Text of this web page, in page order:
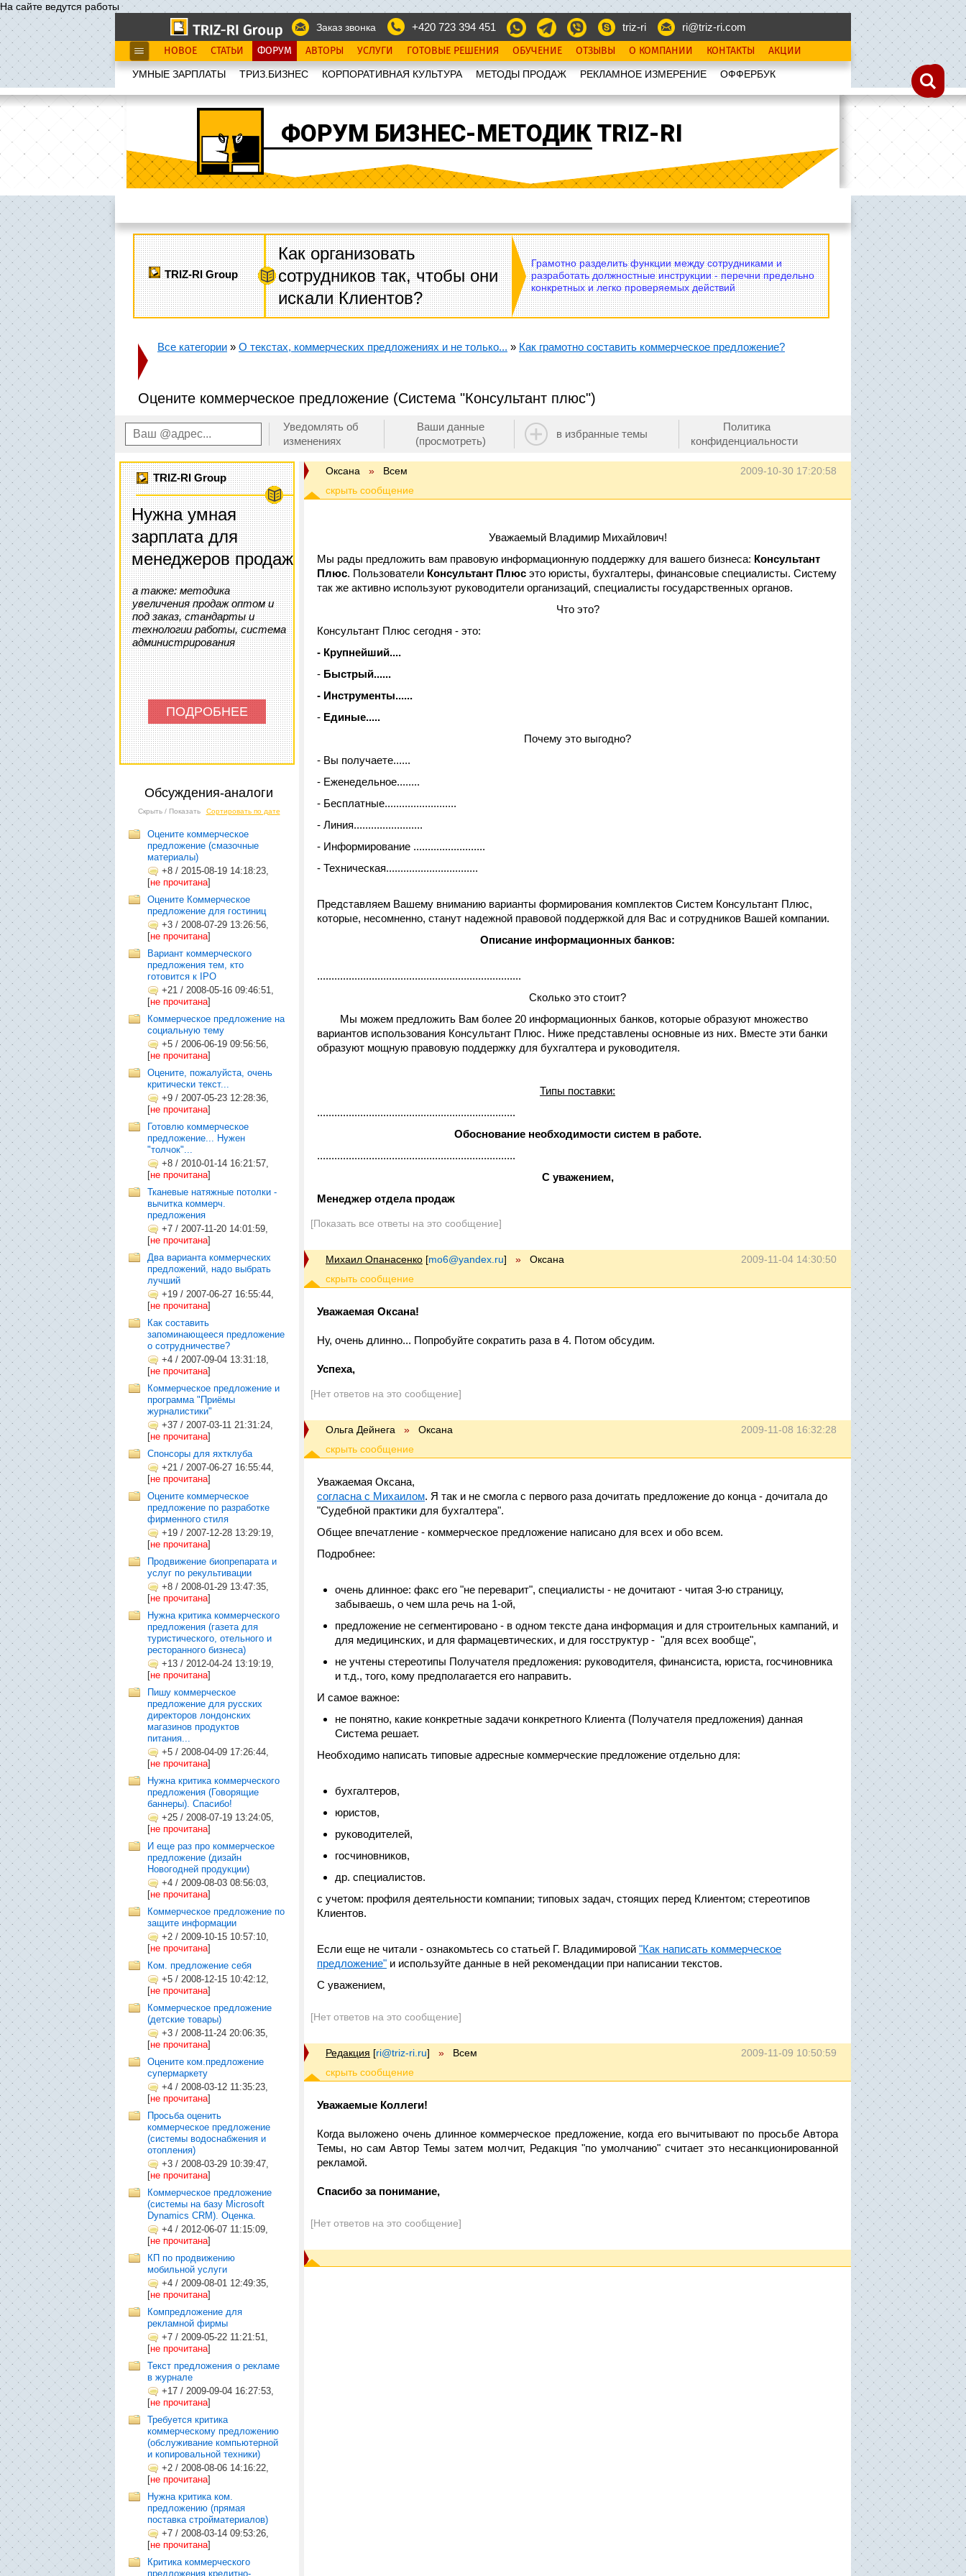
На сайте ведутся работы
Заказ звонка
+420 723 394 451 triz-ri ri@triz-ri.com
НОВОЕ СТАТЬИ ФОРУМ АВТОРЫ УСЛУГИ ГОТОВЫЕ РЕШЕНИЯ ОБУЧЕНИЕ ОТЗЫВЫ О КОМПАНИИ КОНТАКТЫ АКЦИИ
УМНЫЕ ЗАРПЛАТЫ ТРИЗ.БИЗНЕС КОРПОРАТИВНАЯ КУЛЬТУРА МЕТОДЫ ПРОДАЖ РЕКЛАМНОЕ ИЗМЕРЕНИЕ OФФЕРБУК
ФОРУМ БИЗНЕС-МЕТОДИК TRIZ-RI
TRIZ-RI Group
Как организовать
сотрудников так, чтобы они
искали Клиентов?
Грамотно разделить функции между сотрудниками и
разработать должностные инструкции - перечни предельно
конкретных и легко проверяемых действий
Все категории » О текстах, коммерческих предложениях и не только... » Как грамотно составить коммерческое предложение?
Оцените коммерческое предложение (Система "Консультант плюс")
Уведомлять об
изменениях
Ваши данные
(просмотреть)
в избранные темы
Политика
конфиденциальности
TRIZ-RI Group
Нужна умная
зарплата для
менеджеров продаж
а также: методика
увеличения продаж оптом и
под заказ, стандарты и
технологии работы, система
администрирования
ПОДРОБНЕЕ
Обсуждения-аналоги
Скрыть / Показать Сортировать по дате
Оцените коммерческое
предложение (смазочные
материалы)
+8 / 2015-08-19 14:18:23,
[не прочитана]
Оцените Коммерческое
предложение для гостиниц
+3 / 2008-07-29 13:26:56,
[не прочитана]
Вариант коммерческого
предложения тем, кто
готовится к IPO
+21 / 2008-05-16 09:46:51,
[не прочитана]
Коммерческое предложение на
социальную тему
+5 / 2006-06-19 09:56:56,
[не прочитана]
Оцените, пожалуйста, очень
критически текст...
+9 / 2007-05-23 12:28:36,
[не прочитана]
Готовлю коммерческое
предложение... Нужен
"толчок"...
+8 / 2010-01-14 16:21:57,
[не прочитана]
Тканевые натяжные потолки -
вычитка коммерч.
предложения
+7 / 2007-11-20 14:01:59,
[не прочитана]
Два варианта коммерческих
предложений, надо выбрать
лучший
+19 / 2007-06-27 16:55:44,
[не прочитана]
Как составить
запоминающееся предложение
о сотрудничестве?
+4 / 2007-09-04 13:31:18,
[не прочитана]
Коммерческое предложение и
программа "Приёмы
журналистики"
+37 / 2007-03-11 21:31:24,
[не прочитана]
Cпонсоры для яхтклуба
+21 / 2007-06-27 16:55:44,
[не прочитана]
Оцените коммерческое
предложение по разработке
фирменного стиля
+19 / 2007-12-28 13:29:19,
[не прочитана]
Продвижение биопрепарата и
услуг по рекультивации
+8 / 2008-01-29 13:47:35,
[не прочитана]
Нужна критика коммерческого
предложения (газета для
туристического, отельного и
ресторанного бизнеса)
+13 / 2012-04-24 13:19:19,
[не прочитана]
Пишу коммерческое
предложение для русских
директоров лондонских
магазинов продуктов
питания...
+5 / 2008-04-09 17:26:44,
[не прочитана]
Нужна критика коммерческого
предложения (Говорящие
баннеры). Спасибо!
+25 / 2008-07-19 13:24:05,
[не прочитана]
И еще раз про коммерческое
предложение (дизайн
Новогодней продукции)
+4 / 2009-08-03 08:56:03,
[не прочитана]
Коммерческое предложение по
защите информации
+2 / 2009-10-15 10:57:10,
[не прочитана]
Ком. предложение себя
+5 / 2008-12-15 10:42:12,
[не прочитана]
Коммерческое предложение
(детские товары)
+3 / 2008-11-24 20:06:35,
[не прочитана]
Оцените ком.предложение
супермаркету
+4 / 2008-03-12 11:35:23,
[не прочитана]
Просьба оценить
коммерческое предложение
(системы водоснабжения и
отопления)
+3 / 2008-03-29 10:39:47,
[не прочитана]
Коммерческое предложение
(системы на базу Microsoft
Dynamics CRM). Оценка.
+4 / 2012-06-07 11:15:09,
[не прочитана]
КП по продвижению
мобильной услуги
+4 / 2009-08-01 12:49:35,
[не прочитана]
Компредложение для
рекламной фирмы
+7 / 2009-05-22 11:21:51,
[не прочитана]
Текст предложения о рекламе
в журнале
+17 / 2009-09-04 16:27:53,
[не прочитана]
Требуется критика
коммерческому предложению
(обслуживание компьютерной
и копировальной техники)
+2 / 2008-08-06 14:16:22,
[не прочитана]
Нужна критика ком.
предложению (прямая
поставка стройматериалов)
+7 / 2008-03-14 09:53:26,
[не прочитана]
Критика коммерческого
предложения кредитно-
2009-10-30 17:20:58
Оксана » Всем
Уважаемый Владимир Михайлович!
Мы рады предложить вам правовую информационную поддержку для вашего бизнеса: Консультант
Плюс. Пользователи Консультант Плюс это юристы, бухгалтеры, финансовые специалисты. Систему
так же активно используют руководители организаций, специалисты государственных органов.
Что это?
Консультант Плюс сегодня - это:
- Крупнейший....
- Быстрый......
- Инструменты......
- Единые.....
Почему это выгодно?
- Вы получаете......
- Еженедельное........
- Бесплатные.........................
- Линия........................
- Информирование .........................
- Техническая................................
Представляем Вашему вниманию варианты формирования комплектов Систем Консультант Плюс,
которые, несомненно, станут надежной правовой поддержкой для Вас и сотрудников Вашей компании.
Описание информационных банков:
.......................................................................
Сколько это стоит?
Мы можем предложить Вам более 20 информационных банков, которые образуют множество
вариантов использования Консультант Плюс. Ниже представлены основные из них. Вместе эти банки
образуют мощную правовую поддержку для бухгалтера и руководителя.
Типы поставки:
.....................................................................
Обоснование необходимости систем в работе.
.....................................................................
С уважением,
Менеджер отдела продаж
[Показать все ответы на это сообщение]
2009-11-04 14:30:50
Михаил Опанасенко [mo6@yandex.ru] » Оксана
Уважаемая Оксана!
Ну, очень длинно... Попробуйте сократить раза в 4. Потом обсудим.
Успеха,
[Нет ответов на это сообщение]
2009-11-08 16:32:28
Ольга Дейнега » Оксана
Уважаемая Оксана,
согласна с Михаилом. Я так и не смогла с первого раза дочитать предложение до конца - дочитала до
"Судебной практики для бухгалтера".
Общее впечатление - коммерческое предложение написано для всех и обо всем.
Подробнее:
очень длинное: факс его "не переварит", специалисты - не дочитают - читая 3-ю страницу,
забываешь, о чем шла речь на 1-ой,
предложение не сегментировано - в одном тексте дана информация и для строительных кампаний, и
для медицинских, и для фармацевтических, и для госструктур - "для всех вообще",
не учтены стереотипы Получателя предложения: руководителя, финансиста, юриста, госчиновника
и т.д., того, кому предполагается его направить.
И самое важное:
не понятно, какие конкретные задачи конкретного Клиента (Получателя предложения) данная
Система решает.
Необходимо написать типовые адресные коммерческие предложение отдельно для:
бухгалтеров,
юристов,
руководителей,
госчиновников,
др. специалистов.
с учетом: профиля деятельности компании; типовых задач, стоящих перед Клиентом; стереотипов
Клиентов.
Если еще не читали - ознакомьтесь со статьей Г. Владимировой "Как написать коммерческое
предложение" и используйте данные в ней рекомендации при написании текстов.
С уважением,
[Нет ответов на это сообщение]
2009-11-09 10:50:59
Редакция [ri@triz-ri.ru] » Всем
Уважаемые Коллеги!
Когда выложено очень длинное коммерческое предложение, когда его вычитывают по просьбе Автора
Темы, но сам Автор Темы затем молчит, Редакция "по умолчанию" считает это несанкционированной
рекламой.
Спасибо за понимание,
[Нет ответов на это сообщение]